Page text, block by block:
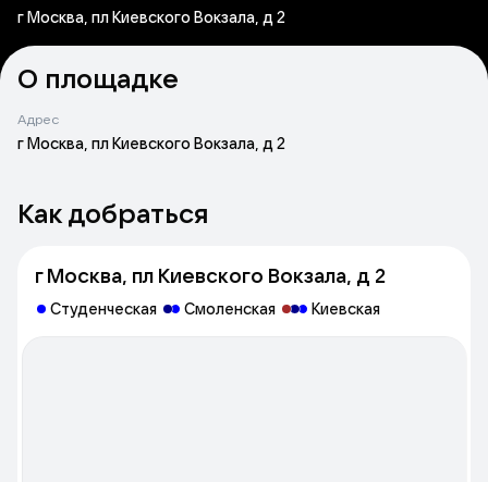
г Москва, пл Киевского Вокзала, д 2
О площадке
Адрес
г Москва, пл Киевского Вокзала, д 2
Как добраться
г Москва, пл Киевского Вокзала, д 2
Студенческая Смоленская Киевская